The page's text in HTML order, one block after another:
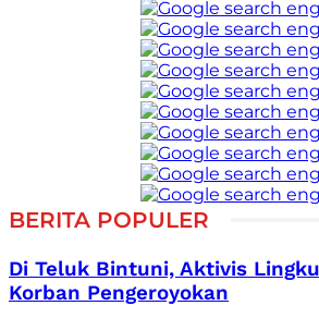
BERITA POPULER
Di Teluk Bintuni, Aktivis
Korban Pengeroyokan